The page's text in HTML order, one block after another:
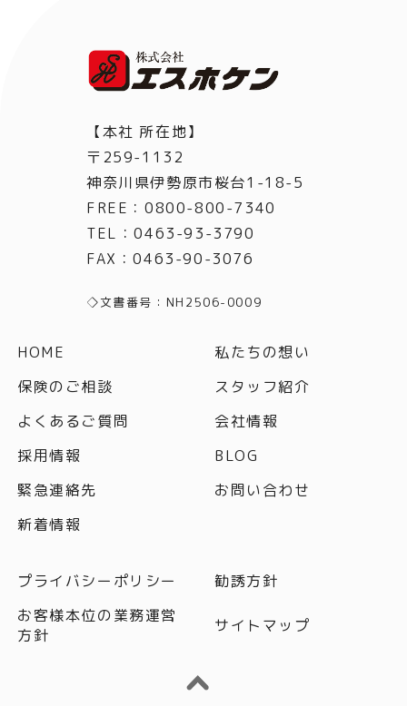
【本社 所在地】
〒259-1132
神奈川県伊勢原市桜台1-18-5
FREE：0800-800-7340
TEL ：0463-93-3790
FAX ：0463-90-3076
◇文書番号：NH2506-0009
HOME
私たちの想い
保険のご相談
スタッフ紹介
よくあるご質問
会社情報
採用情報
BLOG
緊急連絡先
お問い合わせ
新着情報
プライバシーポリシー
勧誘方針
お客様本位の業務運営
方針
サイトマップ